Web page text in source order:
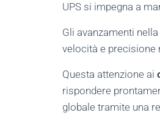
UPS si impegna a
Gli avanzamenti
velocità e precisione
Questa attenzione ai
rispondere
globale tramite una